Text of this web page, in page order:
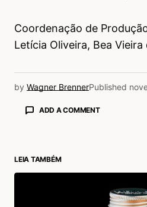
Coordenação de
Letícia Oliveira, Bea
by Wagner BrennerPublished
ADD A COMMENT
LEIA TAMBÉM